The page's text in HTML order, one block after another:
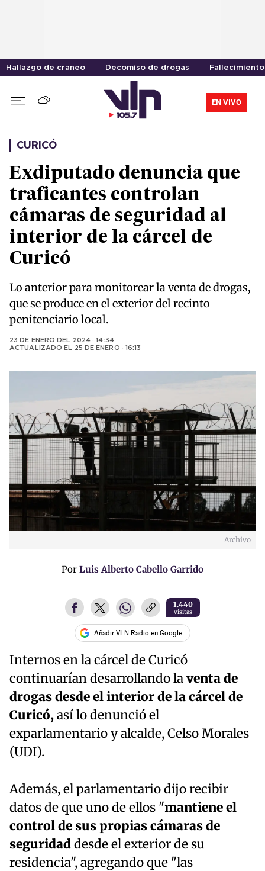
Hallazgo de craneo Decomiso de drogas Fallecimiento
EN VIVO
CURICÓ
Exdiputado denuncia que
traficantes controlan
cámaras de seguridad al
interior de la cárcel de
Curicó
Lo anterior para monitorear la venta de drogas,
que se produce en el exterior del recinto
penitenciario local.
23 DE ENERO DEL 2024 · 14:34
ACTUALIZADO EL 25 DE ENERO · 16:13
Archivo
Por Luis Alberto Cabello Garrido
1.440
visitas
Añadir VLN Radio en Google
Internos en la cárcel de Curicó
continuarían desarrollando laventa de
drogas desde el interior de la cárcel de
Curicó,así lo denunció el
exparlamentario y alcalde, Celso Morales
(UDI).
Además, el parlamentario dijo recibir
datos de que uno de ellos "mantiene el
control de sus propias cámaras de
seguridaddesde el exterior de su
residencia", agregando que "las